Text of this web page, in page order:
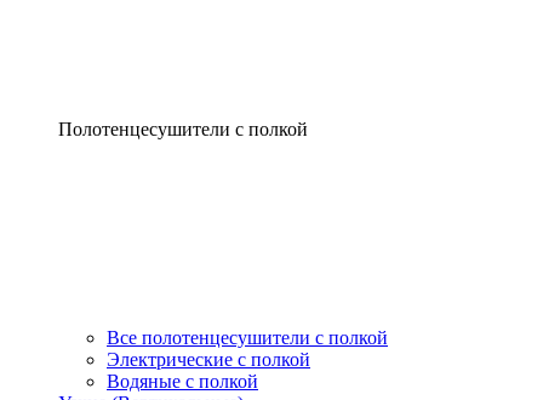
Полотенцесушители с полкой
Все полотенцесушители с полкой
Электрические с полкой
Водяные с полкой